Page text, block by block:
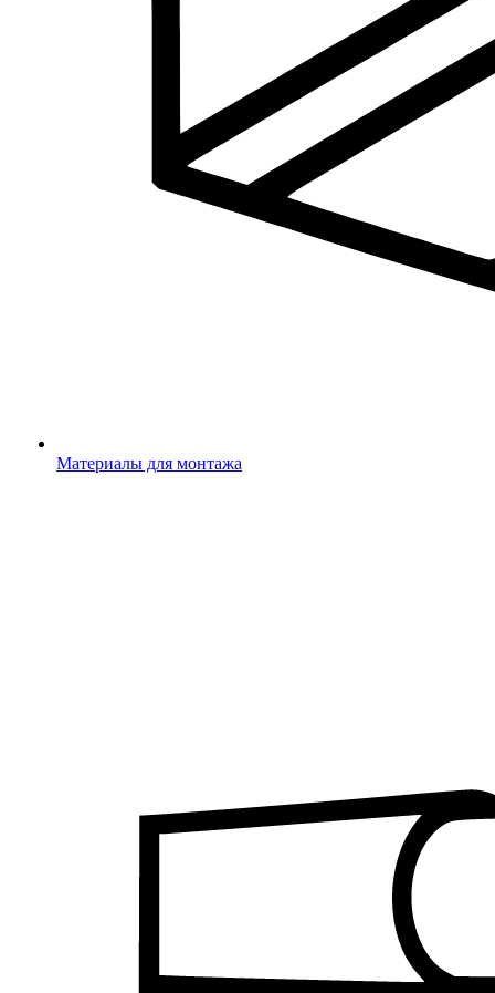
Материалы для монтажа